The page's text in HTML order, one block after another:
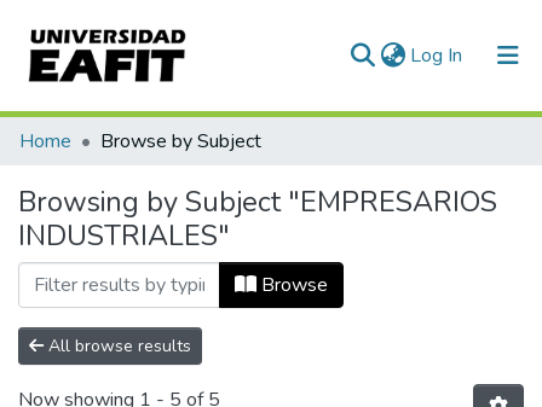
Log In (current)
Communities & Collections
All of DSpace
Home Browse by Subject
Browsing by Subject "EMPRESARIOS
INDUSTRIALES"
Browse
All browse results
Now showing 1 - 5 of 5